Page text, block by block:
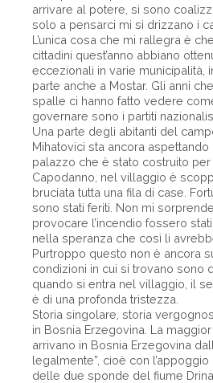
arrivare al potere, si sono
solo a pensarci mi si drizzano i
L’unica cosa che mi rallegra è
cittadini quest’anno abbiano
eccezionali in varie municipalità,
parte anche a Mostar. Gli anni
spalle ci hanno fatto vedere
governare sono i partiti
Una parte degli abitanti del
Mihatovici sta ancora
palazzo che è stato costruito
Capodanno, nel villaggio è
bruciata tutta una fila di case.
sono stati feriti. Non mi
provocare l’incendio fossero
nella speranza che così li
Purtroppo questo non è ancora
condizioni in cui si trovano sono
quando si entra nel villaggio, il
è di una profonda tristezza.
Storia singolare, storia
in Bosnia Erzegovina. La
arrivano in Bosnia Erzegovina
legalmente”, cioè con
delle due sponde del fiume